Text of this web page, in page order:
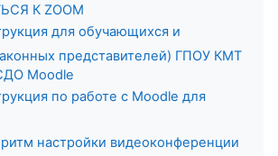
К ZOOM
для обучающихся и
представителей) ГПОУ КМТ
Moodle
по работе с Moodle для
настройки видеоконференции